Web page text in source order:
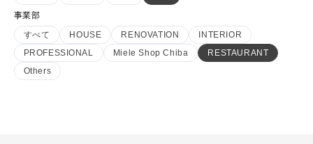
事業部
すべて
HOUSE RENOVATION
INTERIOR
PROFESSIONAL
Miele Shop Chiba
RESTAURANT
Others